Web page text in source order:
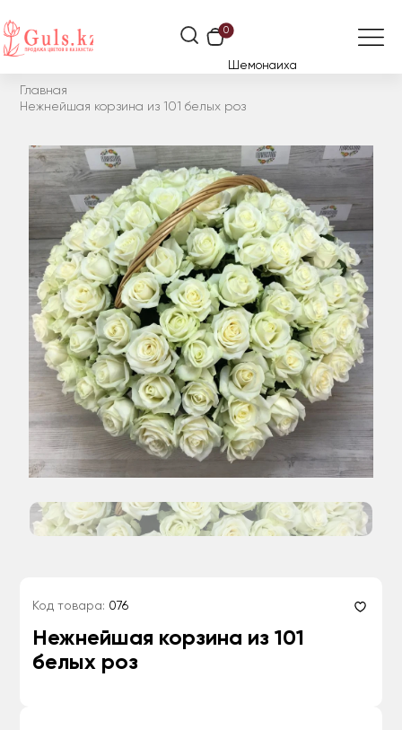
0
Шемонаиха
Главная
Нежнейшая корзина из 101 белых роз
Код товара: 076
Нежнейшая корзина из 101
белых роз